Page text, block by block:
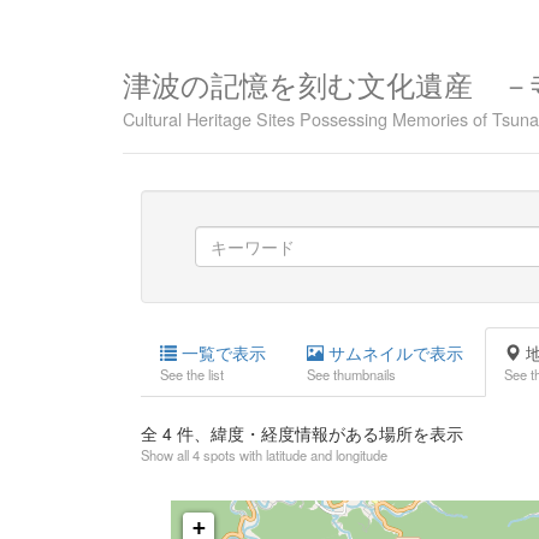
津波の記憶を刻む文化遺産 －
Cultural Heritage Sites Possessing Memories of
一覧で表示
See the list
サムネイルで表示
See thumbnails See
全 4 件、緯度・経度情報がある場所を表示
Show all 4 spots with latitude and longitude
+